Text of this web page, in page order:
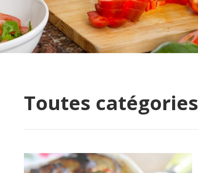
Toutes catégories